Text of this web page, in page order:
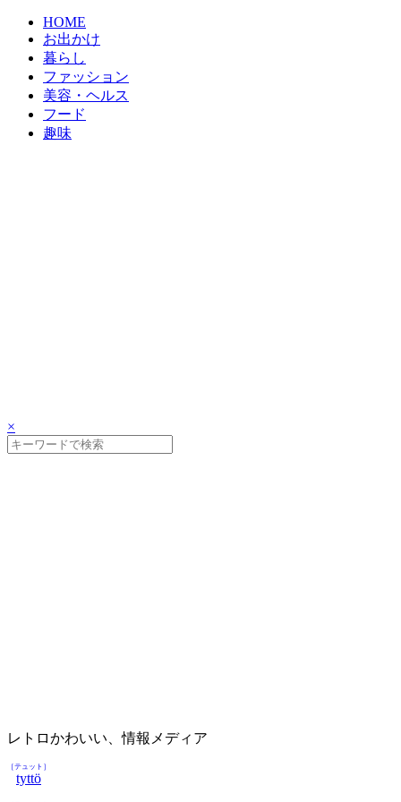
HOME
お出かけ
暮らし
ファッション
美容・ヘルス
フード
趣味
×
レトロかわいい、情報メディア
tyttö
［テュット］